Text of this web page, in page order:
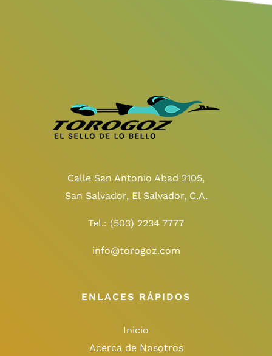
Calle San Antonio Abad 2105,
San Salvador, El Salvador, C.A.
Tel.: (503) 2234 7777
info@torogoz.com
ENLACES RÁPIDOS
Inicio
Acerca de Nosotros